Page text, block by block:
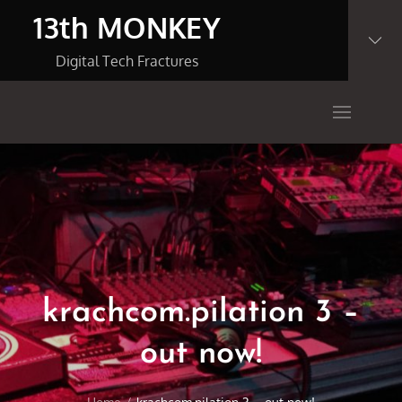
13th MONKEY
Digital Tech Fractures
krachcom.pilation 3 –
out now!